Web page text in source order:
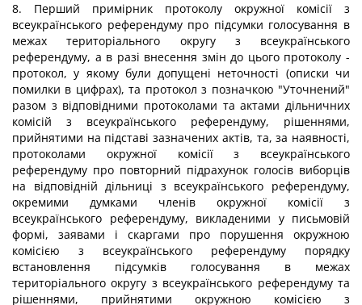
8. Перший примірник протоколу окружної комісії з
всеукраїнського референдуму про підсумки голосування в
межах територіального округу з всеукраїнського
референдуму, а в разі внесення змін до цього протоколу -
протокол, у якому були допущені неточності (описки чи
помилки в цифрах), та протокол з позначкою "Уточнений"
разом з відповідними протоколами та актами дільничних
комісій з всеукраїнського референдуму, рішеннями,
прийнятими на підставі зазначених актів, та, за наявності,
протоколами окружної комісії з всеукраїнського
референдуму про повторний підрахунок голосів виборців
на відповідній дільниці з всеукраїнського референдуму,
окремими думками членів окружної комісії з
всеукраїнського референдуму, викладеними у письмовій
формі, заявами і скаргами про порушення окружною
комісією з всеукраїнського референдуму порядку
встановлення підсумків голосування в межах
територіального округу з всеукраїнського референдуму та
рішеннями, прийнятими окружною комісією з